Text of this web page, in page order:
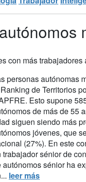
con más trabajadores
personas autónomas
de Territorios
Esto supone
de más de 55
siguen siendo más
jóvenes, que
(27%). En este
trabajador sénior de
autónomos sénior ha
leer más